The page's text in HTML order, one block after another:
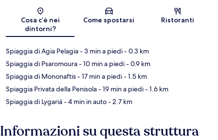
Mappa
Cosa c’è nei
dintorni?
Come spostarsi Ristoranti
Spiaggia di Agia Pelagia- 3 min a piedi- 0.3 km
Spiaggia di Psaromoura- 10 min a piedi- 0.9 km
Spiaggia di Mononaftis- 17 min a piedi- 1.5 km
Spiaggia Privata della Penisola- 19 min a piedi- 1.6 km
Spiaggia di Lygariá- 4 min in auto- 2.7 km
Informazioni su questa struttura